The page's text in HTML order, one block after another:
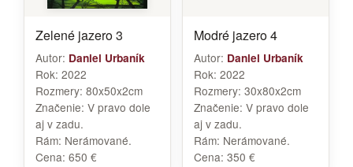
Zelené jazero 3
Autor: Daniel Urbaník
Rok: 2022
Rozmery: 80x50x2cm
Značenie: V pravo dole
aj v zadu.
Rám: Nerámované.
Cena: 650 €
Modré jazero 4
Autor: Daniel Urbaník
Rok: 2022
Rozmery: 30x80x2cm
Značenie: V pravo dole
aj v zadu.
Rám: Nerámované.
Cena: 350 €